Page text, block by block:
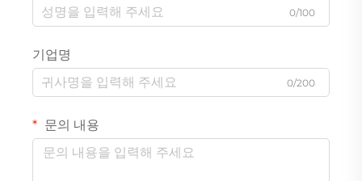
0/100
기업명
0/200
문의 내용